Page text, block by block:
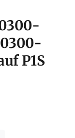
0300-
P1S